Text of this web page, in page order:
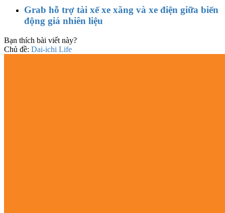
Grab hỗ trợ tài xế xe xăng và xe điện giữa biến
động giá nhiên liệu
Bạn thích bài viết này?
Chủ đề: Dai-ichi Life